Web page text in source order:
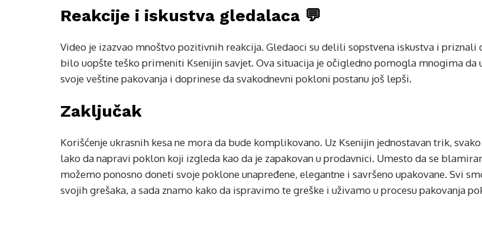
Reakcije i iskustva gledalaca 💬
Video je izazvao mnoštvo pozitivnih reakcija. Gledaoci su delili sopstvena iskustva i priznali
bilo uopšte teško primeniti Ksenijin savjet. Ova situacija je očigledno pomogla mnogima da
svoje veštine pakovanja i doprinese da svakodnevni pokloni postanu još lepši.
Zaključak
Korišćenje ukrasnih kesa ne mora da bude komplikovano. Uz Ksenijin jednostavan trik,
lako da napravi poklon koji izgleda kao da je zapakovan u prodavnici. Umesto da se
možemo ponosno doneti svoje poklone unapređene, elegantne i savršeno upakovane. Svi
svojih grešaka, a sada znamo kako da ispravimo te greške i uživamo u procesu pakovanja